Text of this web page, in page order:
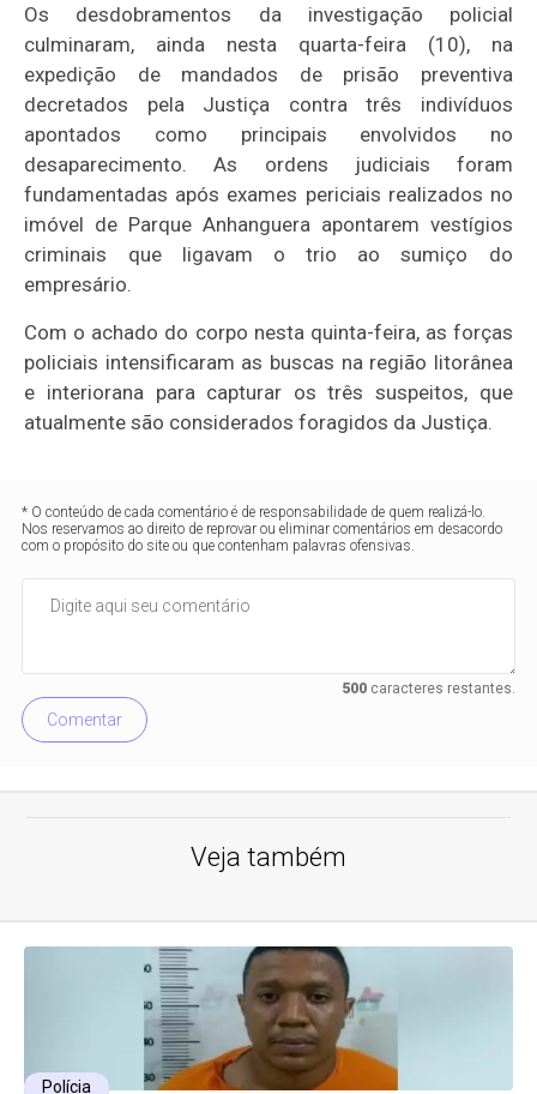
Os desdobramentos da investigação policial
culminaram, ainda nesta quarta-feira (10), na
expedição de mandados de prisão preventiva
decretados pela Justiça contra três indivíduos
apontados como principais envolvidos no
desaparecimento. As ordens judiciais foram
fundamentadas após exames periciais realizados no
imóvel de Parque Anhanguera apontarem vestígios
criminais que ligavam o trio ao sumiço do
empresário.
Com o achado do corpo nesta quinta-feira, as forças
policiais intensificaram as buscas na região litorânea
e interiorana para capturar os três suspeitos, que
atualmente são considerados foragidos da Justiça.
* O conteúdo de cada comentário é de responsabilidade de quem realizá-lo.
Nos reservamos ao direito de reprovar ou eliminar comentários em desacordo
com o propósito do site ou que contenham palavras ofensivas.
500caracteres restantes.
Comentar
Veja também
Polícia